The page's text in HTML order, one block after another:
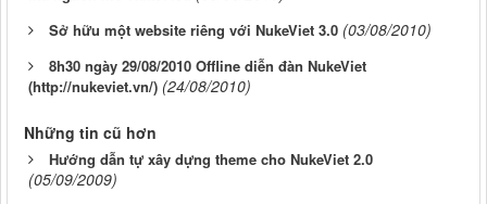
Sở hữu một website riêng với NukeViet 3.0 (03/08/2010)
8h30 ngày 29/08/2010 Offline diễn đàn NukeViet
(http://nukeviet.vn/) (24/08/2010)
Những tin cũ hơn
Hướng dẫn tự xây dựng theme cho NukeViet 2.0
(05/09/2009)